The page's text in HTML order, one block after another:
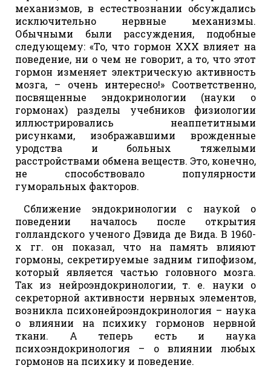
механизмов, в естествознании обсуждались
исключительно нервные механизмы.
Обычными были рассуждения, подобные
следующему: «То, что гормон ХХХ влияет на
поведение, ни о чем не говорит, а то, что этот
гормон изменяет электрическую активность
мозга, – очень интересно!» Соответственно,
посвященные эндокринологии (науки о
гормонах) разделы учебников физиологии
иллюстрировались неаппетитными
рисунками, изображавшими врожденные
уродства и больных тяжелыми
расстройствами обмена веществ. Это, конечно,
не способствовало популярности
гуморальных факторов.
Сближение эндокринологии с наукой о
поведении началось после открытия
голландского ученого Дэвида де Вида. В 1960-
х гг. он показал, что на память влияют
гормоны, секретируемые задним гипофизом,
который является частью головного мозга.
Так из нейроэндокринологии, т. е. науки о
секреторной активности нервных элементов,
возникла психонейроэндокринология – наука
о влиянии на психику гормонов нервной
ткани. А теперь есть и наука
психоэндокринология – о влиянии любых
гормонов на психику и поведение.